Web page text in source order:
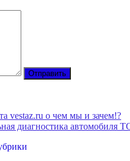
vestaz.ru о чем мы и зачем!?
диагностика автомобиля